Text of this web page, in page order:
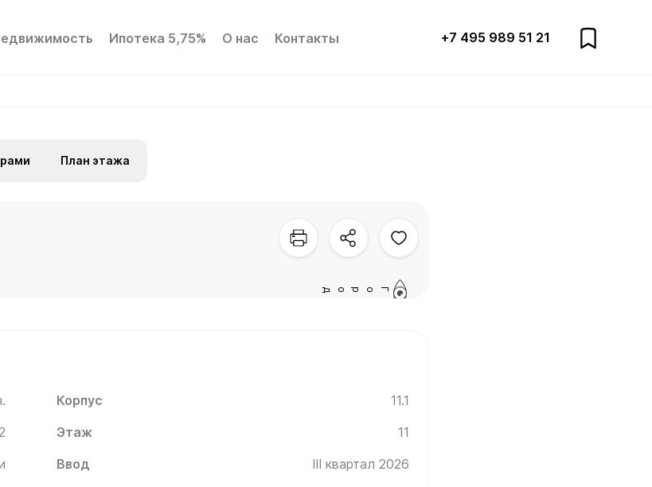
Ипотека 5,75% О нас Контакты +7 495 989 51 21
План этажа
Город
Корпус 11.1
Этаж
11
Ввод III квартал 2026